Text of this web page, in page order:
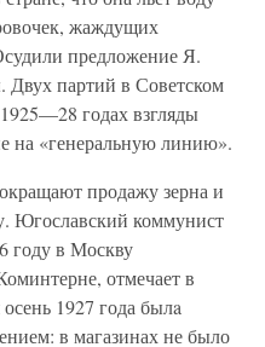
жаждущих
предложение Я.
Двух партий в Советском
годах взгляды
на «генеральную линию».
продажу зерна и
Югославский коммунист
году в Москву
отмечает в
1927 года былa
в магазинах не было